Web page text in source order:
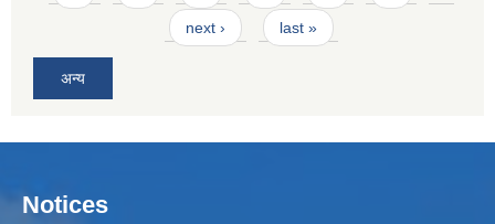
next › last »
अन्य
Notices